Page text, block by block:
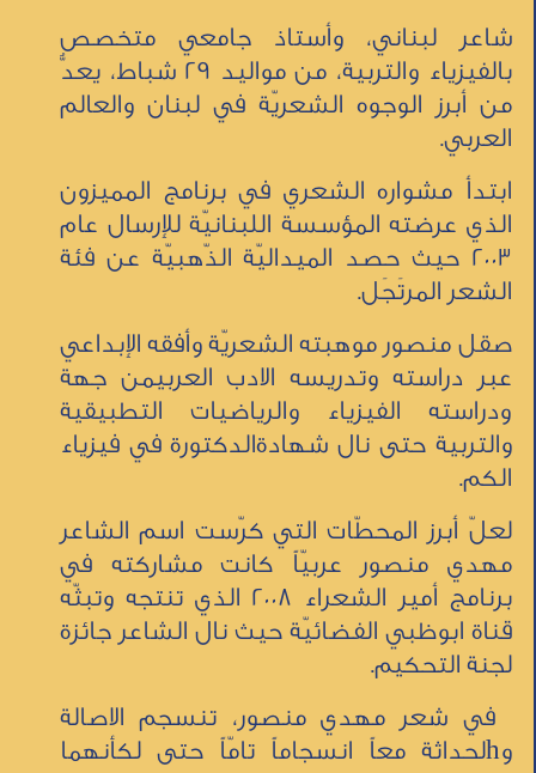
شاعر لبناني، وأستاذ جامعي متخصص
بالفيزياء والتربية، من مواليد 29 شباط، يعدُّ
من أبرز الوجوه الشعريّة في لبنان والعالم
العربي.
ابتدأ مشواره الشعري في برنامج المميزون
الذي عرضته المؤسسة اللبنانيّة للإرسال عام
2003 حيث حصد الميداليّة الذّهبيّة عن فئة
الشعر المرتَجَل.
صقل منصور موهبته الشعريّة وأفقه الإبداعي
عبر دراسته وتدريسه الادب العربيمن جهة
ودراسته الفيزياء والرياضيات التطبيقية
والتربية حتى نال شهادةالدكتورة في فيزياء
الكم.
لعلّ أبرز المحطّات التي كرّست اسم الشاعر
مهدي منصور عربيّاً كانت مشاركته في
برنامج أمير الشعراء 2008 الذي تنتجه وتبثّه
قناة ابوظبي الفضائيّة حيث نال الشاعر جائزة
لجنة التحكيم.
في شعر مهدي منصور، تنسجم الاصالة
وhلحداثة معاً انسجاماً تامّاً حتى لكأنهما